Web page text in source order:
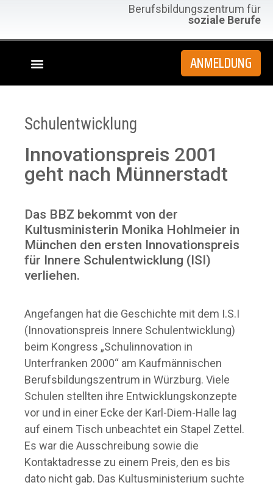
Berufsbildungszentrum für
soziale Berufe
ANMELDUNG
Schulentwicklung
Innovationspreis 2001
geht nach Münnerstadt
Das BBZ bekommt von der
Kultusministerin Monika Hohlmeier in
München den ersten Innovationspreis
für Innere Schulentwicklung (ISI)
verliehen.
Angefangen hat die Geschichte mit dem I.S.I
(Innovationspreis Innere Schulentwicklung)
beim Kongress „Schulinnovation in
Unterfranken 2000“ am Kaufmännischen
Berufsbildungszentrum in Würzburg. Viele
Schulen stellten ihre Entwicklungskonzepte
vor und in einer Ecke der Karl-Diem-Halle lag
auf einem Tisch unbeachtet ein Stapel Zettel.
Es war die Ausschreibung sowie die
Kontaktadresse zu einem Preis, den es bis
dato nicht gab. Das Kultusministerium suchte